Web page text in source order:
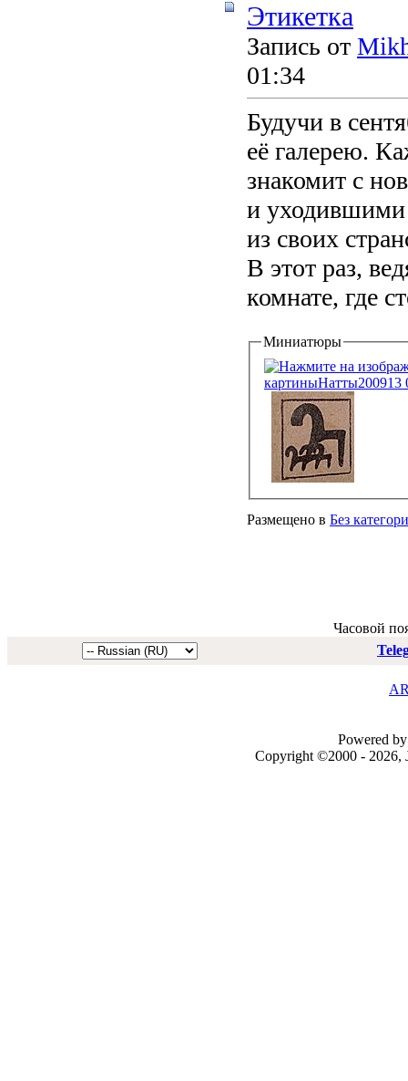
Этикетка
Запись от
01:34
Будучи в
её галерею.
знакомит с
и уходившими
из своих
В этот раз,
комнате, где
Миниатюры
Размещено в Без
Часовой
Powered
Copyright ©2000 - 2026,